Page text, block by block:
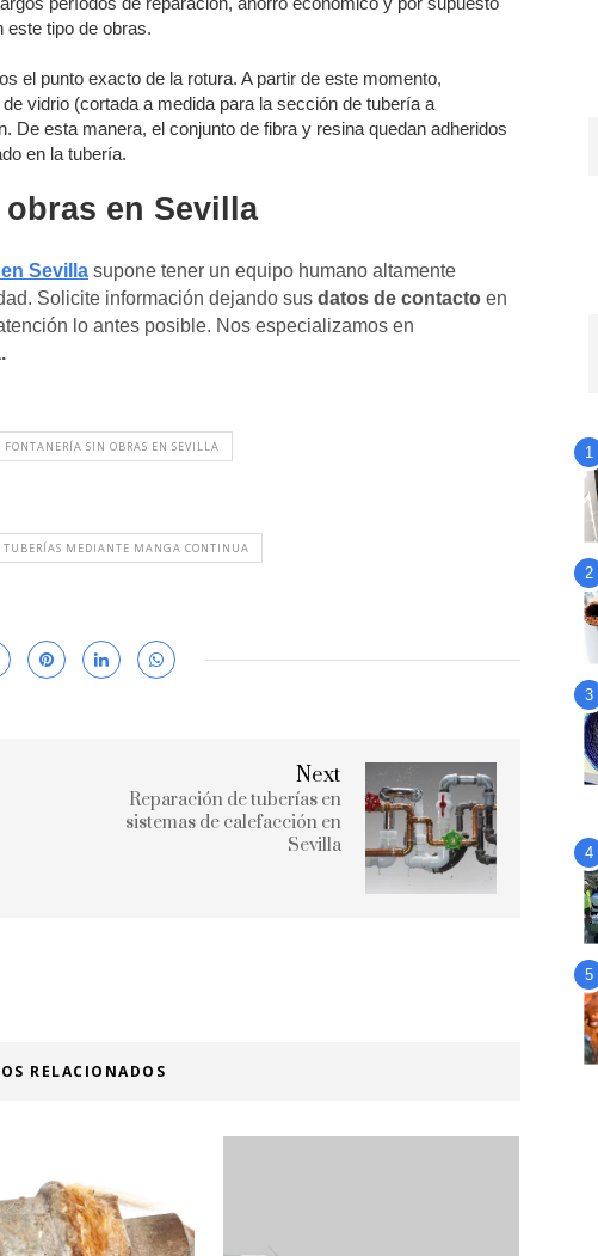
este tipo de obras.
el punto exacto de la rotura. A partir de este momento,
vidrio (cortada a medida para la sección de tubería a
De esta manera, el conjunto de fibra y resina quedan adheridos
en la tubería.
en Sevilla
Sevilla supone tener un equipo humano altamente
Solicite información dejando sus datos de contacto en
lo antes posible. Nos especializamos en
FONTANERÍA SIN OBRAS EN SEVILLA
TUBERÍAS MEDIANTE MANGA CONTINUA
Next
Reparación de tuberías en
sistemas de calefacción en
Sevilla
RELACIONADOS